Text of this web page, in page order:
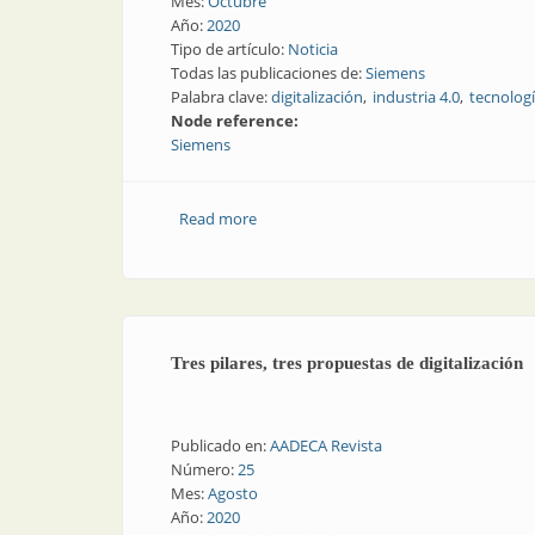
Año:2020
Tipo de artículo: Noticia
Todas las publicaciones de:Siemens
Palabra clave:digitalización industria 4.0
Node reference:
Siemens
Read moreabout Convenio de colaboración entre
Tres pilares, tres propuestas de digitalización
Publicado en:AADECA Revista
Número:25
Mes:Agosto
Año:2020